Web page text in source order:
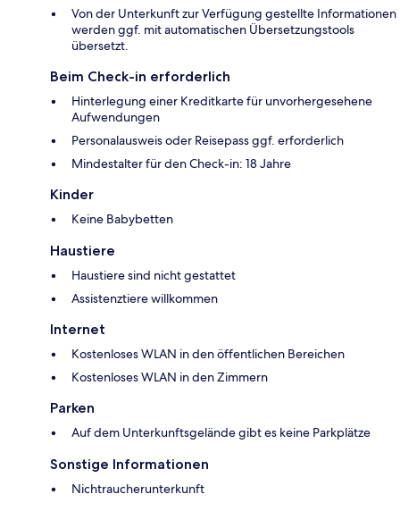
Von der Unterkunft zur Verfügung gestellte Informationen
werden ggf. mit automatischen Übersetzungstools
übersetzt.
Beim Check-in erforderlich
Hinterlegung einer Kreditkarte für unvorhergesehene
Aufwendungen
Personalausweis oder Reisepass ggf. erforderlich
Mindestalter für den Check-in: 18 Jahre
Kinder
Keine Babybetten
Haustiere
Haustiere sind nicht gestattet
Assistenztiere willkommen
Internet
Kostenloses WLAN in den öffentlichen Bereichen
Kostenloses WLAN in den Zimmern
Parken
Auf dem Unterkunftsgelände gibt es keine Parkplätze
Sonstige Informationen
Nichtraucherunterkunft